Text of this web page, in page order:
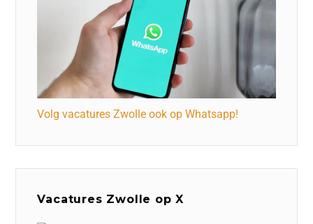
Volg vacatures Zwolle ook op Whatsapp!
Vacatures Zwolle op X